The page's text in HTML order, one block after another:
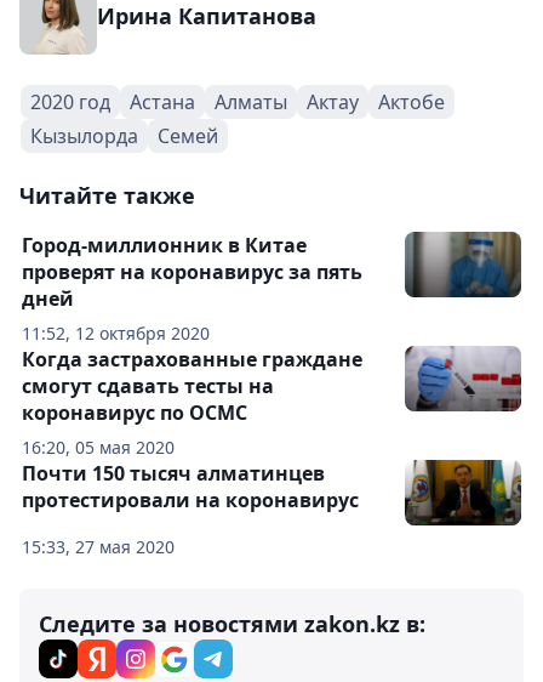
Ирина Капитанова
2020 год Астана Алматы Актау
Актобе
Кызылорда
Семей
Читайте также
11:52, 12 октября 2020
Город-миллионник в Китае
проверят на коронавирус за пять
дней
16:20, 05 мая 2020
Когда застрахованные граждане
смогут сдавать тесты на
коронавирус по ОСМС
15:33, 27 мая 2020
Почти 150 тысяч алматинцев
протестировали на коронавирус
Следите за новостями zakon.kz в: